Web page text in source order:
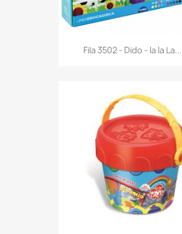
Anteprima
Fila 3502 - Dido - Ia Ia La...